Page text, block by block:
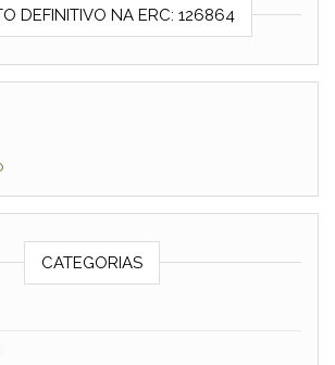
DEFINITIVO NA ERC: 126864
CATEGORIAS